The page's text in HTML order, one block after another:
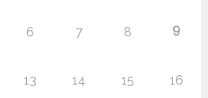
6 7 8 9
13 14 15 16